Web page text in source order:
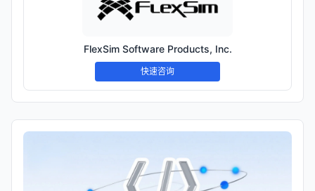
FlexSim Software Products, Inc.
快速咨询